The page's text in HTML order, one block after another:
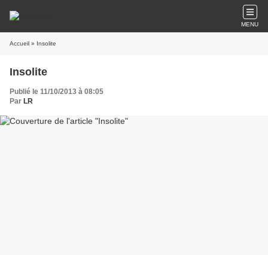
MENU
Accueil » Insolite
Insolite
Publié le 11/10/2013 à 08:05
Par LR